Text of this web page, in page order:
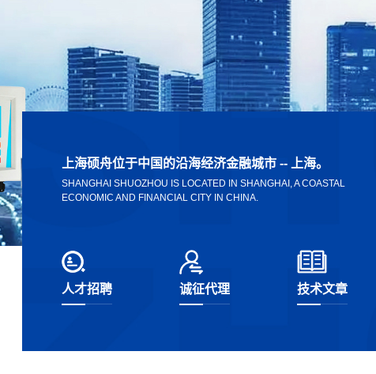
上海硕舟位于中国的沿海经济金融城市 -- 上海。
SHANGHAI SHUOZHOU IS LOCATED IN SHANGHAI, A COASTAL
ECONOMIC AND FINANCIAL CITY IN CHINA.
人才招聘 诚征代理 技术文章
力
的
差压液位计常见故障及解决办法
便，便于操作维护，..
2022-11-14 2022-11-14